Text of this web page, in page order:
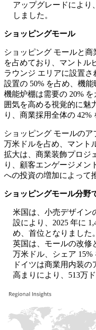
アップグレードにより
しました。
ショッピングモール
ショッピング モールと
を占めており、マントル
ラウンジ エリアに設置
設置の 50% を占め、機
機能炉棚は需要の 20%
囲気を高める視覚的に魅
り、商業採用全体の 42%
ショッピング モールのア
万米ドルを占め、マント
拡大は、商業装飾プロジ
り、顧客エンゲージメン
への投資の増加によって
ショッピングモール分野
米国は、小売デザイン
設により、2025 年に
め、首位となりました。
英国は、モールの改修
万米ドル、シェア 15%
ドイツは商業用内装
高まりにより、513万